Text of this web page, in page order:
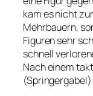
kam es nicht
Mehrbauern,
Figuren sehr
schnell
Nach einem